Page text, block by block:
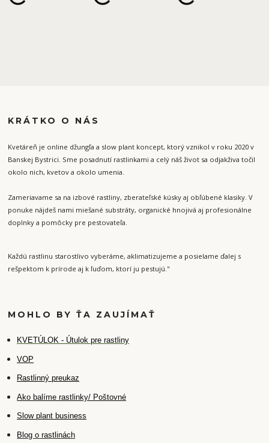
KRÁTKO O NÁS
Kvetáreň je online džungľa a slow plant koncept, ktorý vznikol v roku 2020 v
Banskej Bystrici. Sme posadnutí rastlinkami a celý náš život sa odjakživa točil
okolo nich, kvetov a okolo umenia.
Zameriavame sa na izbové rastliny, zberateľské kúsky aj obľúbené klasiky. V
ponuke nájdeš nami miešané substráty, organické hnojivá aj profesionálne
doplnky a pomôcky pre pestovateľa.
Každú rastlinu starostlivo vyberáme, aklimatizujeme a posielame ďalej s
rešpektom k prírode aj k ľuďom, ktorí ju pestujú."
MOHLO BY ŤA ZAUJÍMAŤ
KVETÚLOK - Útulok pre rastliny
VOP
Rastlinný preukaz
Ako balíme rastlinky/ Poštovné
Slow plant business
Blog o rastlinách